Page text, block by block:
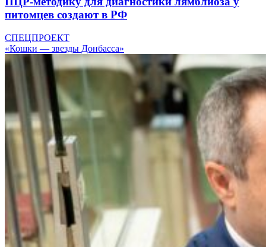
питомцев создают в РФ
СПЕЦПРОЕКТ
«Кошки — звезды Донбасса»